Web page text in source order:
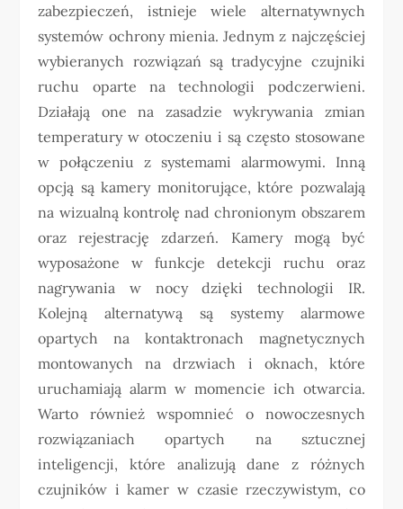
zabezpieczeń, istnieje wiele alternatywnych
systemów ochrony mienia. Jednym z najczęściej
wybieranych rozwiązań są tradycyjne czujniki
ruchu oparte na technologii podczerwieni.
Działają one na zasadzie wykrywania zmian
temperatury w otoczeniu i są często stosowane
w połączeniu z systemami alarmowymi. Inną
opcją są kamery monitorujące, które pozwalają
na wizualną kontrolę nad chronionym obszarem
oraz rejestrację zdarzeń. Kamery mogą być
wyposażone w funkcje detekcji ruchu oraz
nagrywania w nocy dzięki technologii IR.
Kolejną alternatywą są systemy alarmowe
opartych na kontaktronach magnetycznych
montowanych na drzwiach i oknach, które
uruchamiają alarm w momencie ich otwarcia.
Warto również wspomnieć o nowoczesnych
rozwiązaniach opartych na sztucznej
inteligencji, które analizują dane z różnych
czujników i kamer w czasie rzeczywistym, co